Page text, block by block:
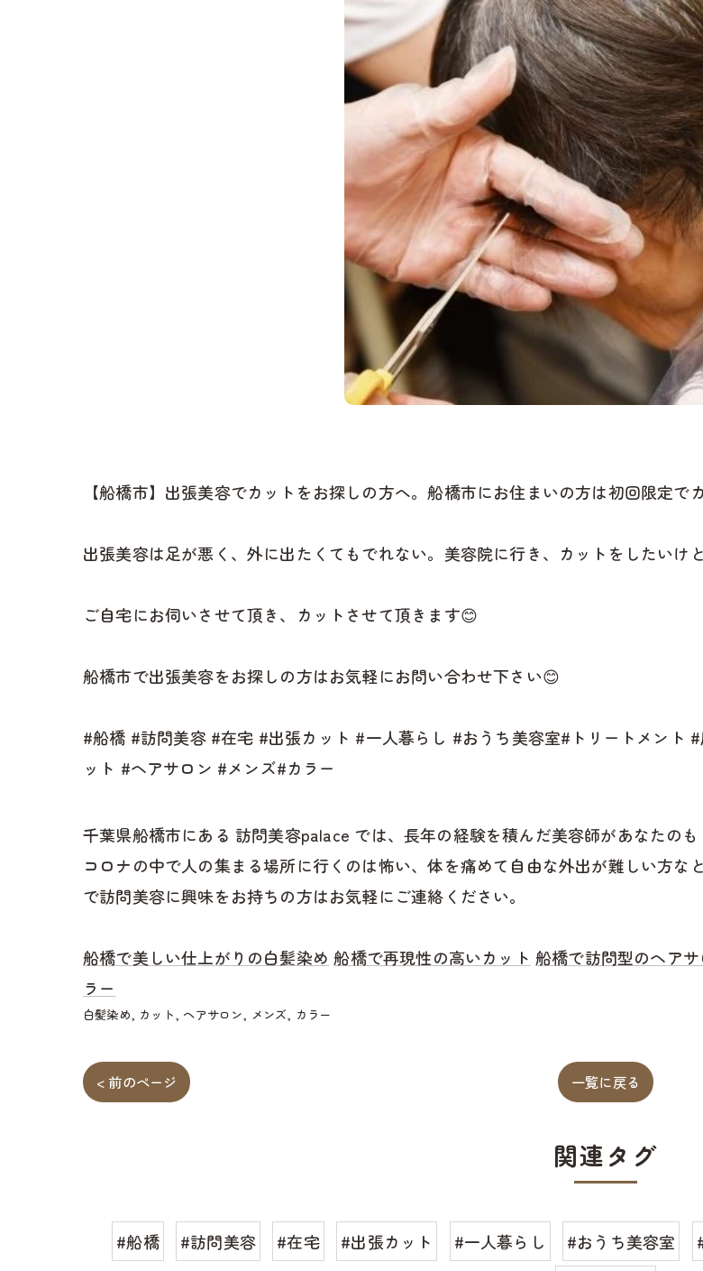
【船橋市】出張美容でカットをお探しの方へ。船橋市にお住まいの方は初回限定で
出張美容は足が悪く、外に出たくてもでれない。美容院に行き、カットをしたいけ
ご自宅にお伺いさせて頂き、カットさせて頂きます😊
船橋市で出張美容をお探しの方はお気軽にお問い合わせ下さい😊
#船橋 #訪問美容 #在宅 #出張カット #一人暮らし #おうち美容室#トリートメント
ット #ヘアサロン #メンズ#カラー
千葉県船橋市にある 訪問美容palace では、長年の経験を積んだ美容師があなたの
コロナの中で人の集まる場所に行くのは怖い、体を痛めて自由な外出が難しい方
で訪問美容に興味をお持ちの方はお気軽にご連絡ください。
船橋で美しい仕上がりの白髪染め 船橋で再現性の高いカット 船橋で訪問型のヘアサ
ラー
白髪染め カット ヘアサロン メンズ カラー
< 前のページ 一覧に戻る
関連タグ
#船橋 #訪問美容 #在宅 #出張カット #一人暮らし #おうち美容室